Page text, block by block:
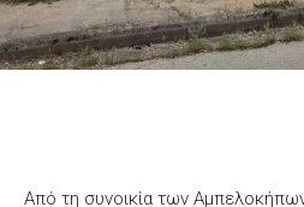
Από τη συνοικία των